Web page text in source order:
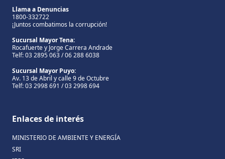
Llama a Denuncias
1800-332722
¡Juntos combatimos la corrupción!
Sucursal Mayor Tena:
Rocafuerte y Jorge Carrera Andrade
Telf: 03 2895 063 / 06 288 6038
Sucursal Mayor Puyo:
Av. 13 de Abril y calle 9 de Octubre
Telf: 03 2998 691 / 03 2998 694
Enlaces de interés
MINISTERIO DE AMBIENTE Y ENERGÍA
SRI